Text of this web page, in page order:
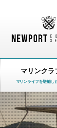
マリンクラ
マリンライフを堪能し